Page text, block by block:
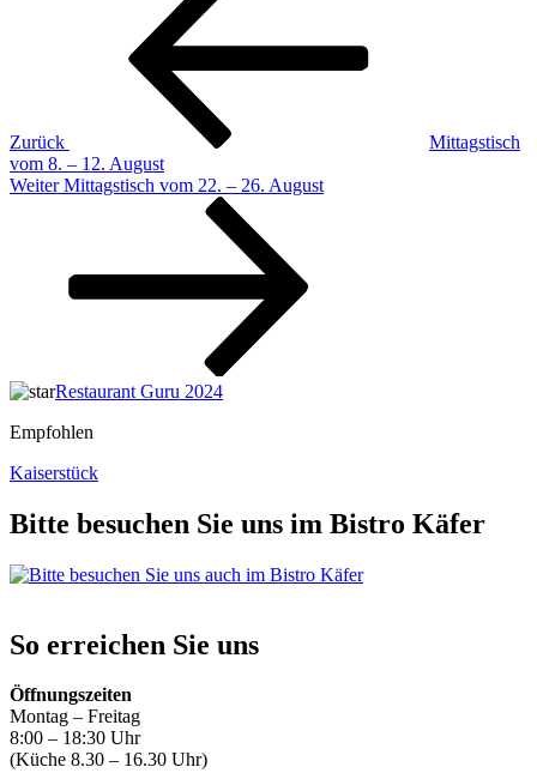
Zurück
Mittagstisch
vom 8. – 12. August
Nächster
Weiter Mittagstisch vom 22. – 26. August
Restaurant Guru 2024
Empfohlen
Kaiserstück
Bitte besuchen Sie uns im Bistro Käfer
So erreichen Sie uns
Öffnungszeiten
Montag – Freitag
8:00 – 18:30 Uhr
(Küche 8.30 – 16.30 Uhr)